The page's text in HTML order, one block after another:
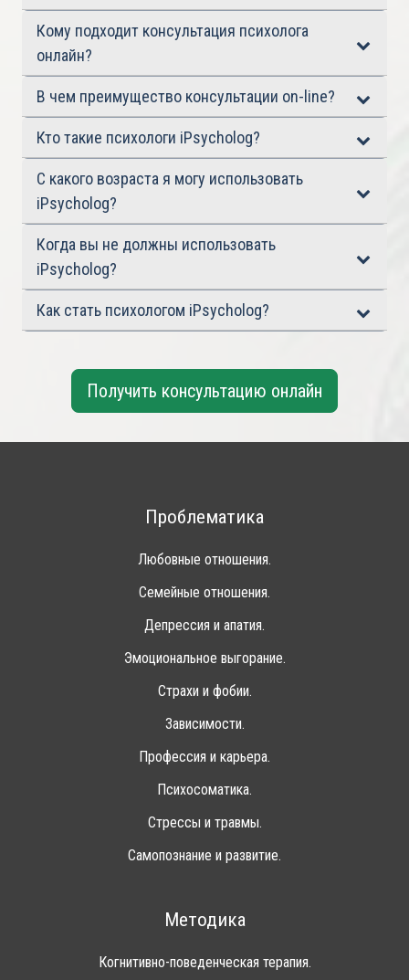
Кому подходит консультация психолога
онлайн?
В чем преимущество консультации on-line?
Кто такие психологи iPsycholog?
С какого возраста я могу использовать
iPsycholog?
Когда вы не должны использовать
iPsycholog?
Как стать психологом iPsycholog?
Получить консультацию онлайн
Проблематика
Любовные отношения.
Семейные отношения.
Депрессия и апатия.
Эмоциональное выгорание.
Страхи и фобии.
Зависимости.
Профессия и карьера.
Психосоматика.
Стрессы и травмы.
Самопознание и развитие.
Методика
Когнитивно-поведенческая терапия.